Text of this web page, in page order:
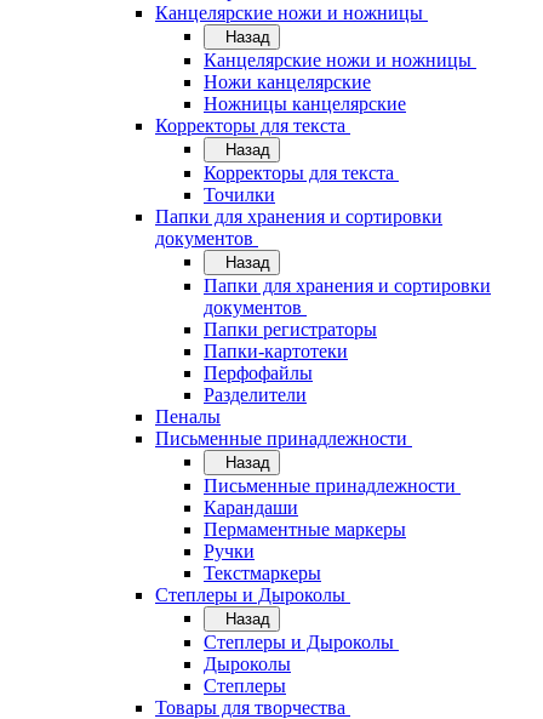
Канцелярские ножи и ножницы
Назад
Канцелярские ножи и ножницы
Ножи канцелярские
Ножницы канцелярские
Корректоры для текста
Назад
Корректоры для текста
Точилки
Папки для хранения и сортировки
документов
Назад
Папки для хранения и сортировки
документов
Папки регистраторы
Папки-картотеки
Перфофайлы
Разделители
Пеналы
Письменные принадлежности
Назад
Письменные принадлежности
Карандаши
Пермаментные маркеры
Ручки
Текстмаркеры
Степлеры и Дыроколы
Назад
Степлеры и Дыроколы
Дыроколы
Степлеры
Товары для творчества